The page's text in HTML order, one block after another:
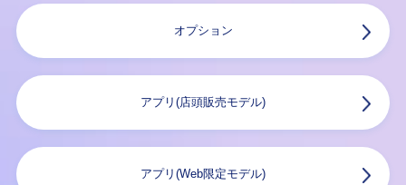
オプション
アプリ(店頭販売モデル)
アプリ(Web限定モデル)